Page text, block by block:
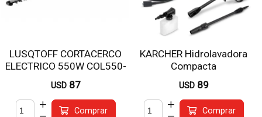
LUSQTOFF CORTACERCO
ELECTRICO 550W COL550-
USD 87
Comprar
KARCHER Hidrolavadora
Compacta
USD 89
Comprar